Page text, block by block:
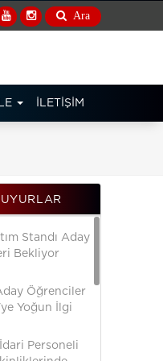
Ara
İLETİŞİM
Standı Aday
Bekliyor
Öğrenciler
Yoğun İlgi
Personeli